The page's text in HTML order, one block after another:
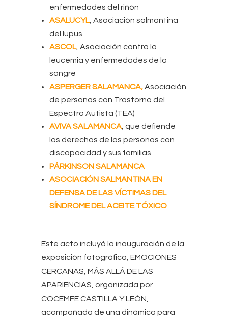
enfermedades del riñón
ASALUCYL, Asociación salmantina
del lupus
ASCOL, Asociación contra la
leucemia y enfermedades de la
sangre
ASPERGER SALAMANCA,Asociación
de personas con Trastorno del
Espectro Autista (TEA)
AVIVA SALAMANCA, que defiende
los derechos de las personas con
discapacidad y sus familias
PÁRKINSON SALAMANCA
ASOCIACIÓN SALMANTINA EN
DEFENSA DE LAS VÍCTIMAS DEL
SÍNDROME DEL ACEITE TÓXICO
Este acto incluyó la inauguración de la
exposición fotográfica, EMOCIONES
CERCANAS, MÁS ALLÁ DE LAS
APARIENCIAS, organizada por
COCEMFE CASTILLA Y LEÓN,
acompañada de una dinámica para